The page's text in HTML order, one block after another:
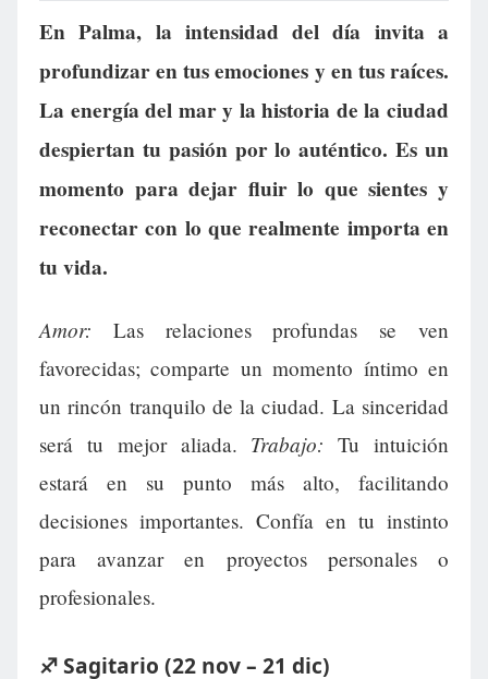
En Palma, la intensidad del día invita a
profundizar en tus emociones y en tus raíces.
La energía del mar y la historia de la ciudad
despiertan tu pasión por lo auténtico. Es un
momento para dejar fluir lo que sientes y
reconectar con lo que realmente importa en
tu vida.
Amor: Las relaciones profundas se ven
favorecidas; comparte un momento íntimo en
un rincón tranquilo de la ciudad. La sinceridad
será tu mejor aliada. Trabajo: Tu intuición
estará en su punto más alto, facilitando
decisiones importantes. Confía en tu instinto
para avanzar en proyectos personales o
profesionales.
♐ Sagitario (22 nov – 21 dic)